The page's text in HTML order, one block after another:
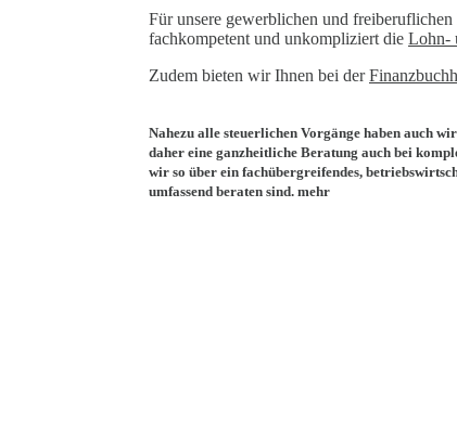
Für unsere gewerblichen und
fachkompetent und unkompliziert die Lohn-
Zudem bieten wir Ihnen bei der
Nahezu alle steuerlichen Vorgänge haben auch
daher eine ganzheitliche Beratung auch bei
wir so über ein fachübergreifendes,
umfassend beraten sind. mehr